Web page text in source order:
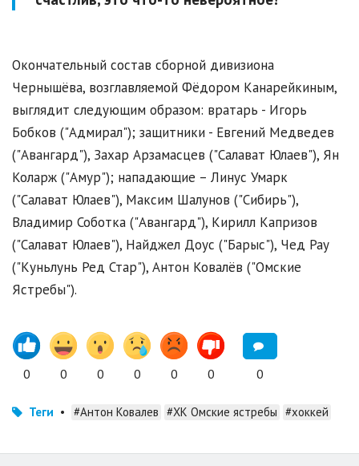
Окончательный состав сборной дивизиона
Чернышёва, возглавляемой Фёдором Канарейкиным,
выглядит следующим образом: вратарь - Игорь
Бобков ("Адмирал"); защитники - Евгений Медведев
("Авангард"), Захар Арзамасцев ("Салават Юлаев"), Ян
Коларж ("Амур"); нападающие – Линус Умарк
("Салават Юлаев"), Максим Шалунов ("Сибирь"),
Владимир Соботка ("Авангард"), Кирилл Капризов
("Салават Юлаев"), Найджел Доус ("Барыс"), Чед Рау
("Куньлунь Ред Стар"), Антон Ковалёв ("Омские
Ястребы").
0 0 0 0 0 0 0
Теги • #Антон Ковалев #ХК Омские ястребы #хоккей